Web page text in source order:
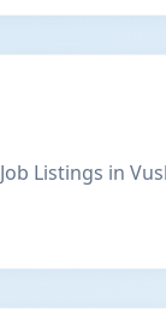
Listings in